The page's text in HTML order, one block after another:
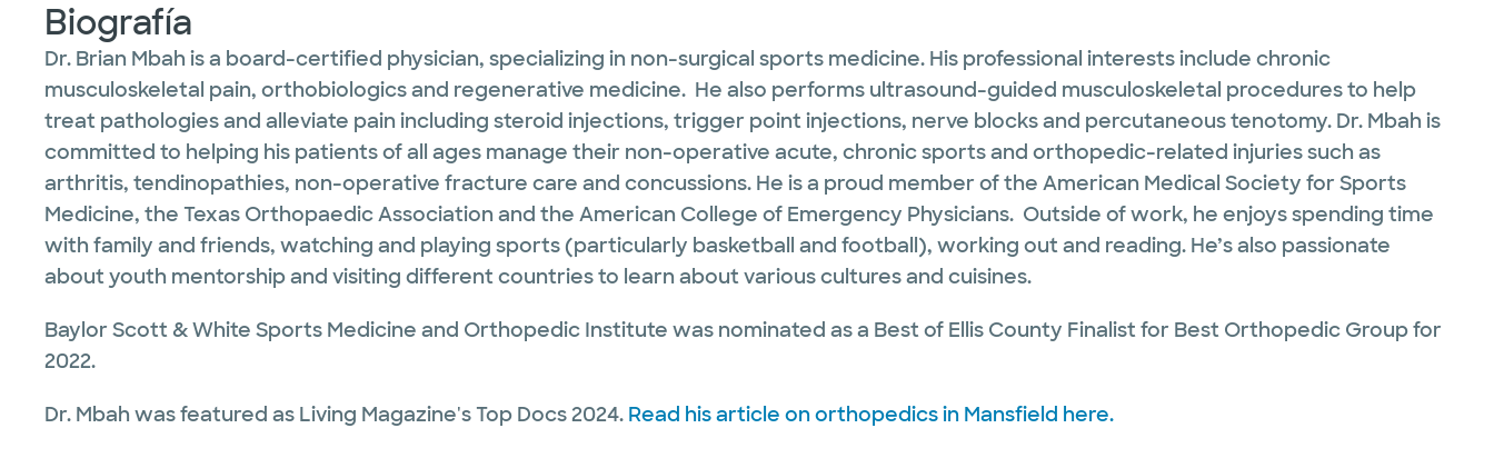
Biografía
Dr. Brian Mbah is a board-certified physician, specializing in non-surgical sports medicine. His professional interests include chronic
musculoskeletal pain, orthobiologics and regenerative medicine. He also performs ultrasound-guided musculoskeletal procedures to help
treat pathologies and alleviate pain including steroid injections, trigger point injections, nerve blocks and percutaneous tenotomy. Dr. Mbah is
committed to helping his patients of all ages manage their non-operative acute, chronic sports and orthopedic-related injuries such as
arthritis, tendinopathies, non-operative fracture care and concussions. He is a proud member of the American Medical Society for Sports
Medicine, the Texas Orthopaedic Association and the American College of Emergency Physicians. Outside of work, he enjoys spending time
with family and friends, watching and playing sports (particularly basketball and football), working out and reading. He’s also passionate
about youth mentorship and visiting different countries to learn about various cultures and cuisines.
Baylor Scott & White Sports Medicine and Orthopedic Institute was nominated as a Best of Ellis County Finalist for Best Orthopedic Group for
2022.
Dr. Mbah was featured as Living Magazine's Top Docs 2024. Read his article on orthopedics in Mansfield here.